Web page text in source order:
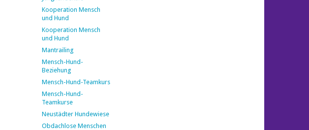
Kooperation Mensch
und Hund
Kooperation Mensch
und Hund
Mantrailing
Mensch-Hund-
Beziehung
Mensch-Hund-Teamkurs
Mensch-Hund-
Teamkurse
Neustädter Hundewiese
Obdachlose Menschen